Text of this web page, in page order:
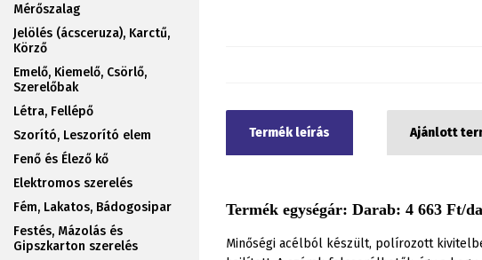
Mérőszalag
Jelölés (ácsceruza), Karctű,
Körző
Emelő, Kiemelő, Csörlő,
Szerelőbak
Létra, Fellépő
Szorító, Leszorító elem
Fenő és Élező kő
Elektromos szerelés
Fém, Lakatos, Bádogosipar
Festés, Mázolás és
Gipszkarton szerelés
Termék leírás Ajánlott
Termék egységár: Darab: 4 663 Ft/
Minőségi acélból készült, polírozott